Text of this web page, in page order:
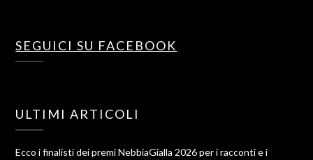
SEGUICI SU FACEBOOK
ULTIMI ARTICOLI
Ecco i finalisti dei premi NebbiaGialla 2026 per i racconti e i